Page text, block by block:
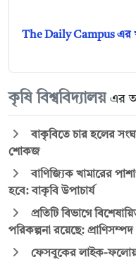
The Daily Campus এর
কৃষি বিশ্ববিদ্যালয় এর
বাকৃবিতে চার হলের
শোকজ
বাণিজ্যিক খামারের
হবে: বাকৃবি উপাচার্য
প্রতিটি বিভাগে
পরিকল্পনা রয়েছে: প্রাণিসম্পদ
ফেসবুকের লাইক-